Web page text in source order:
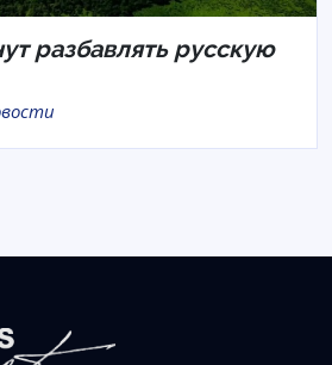
разбавлять русскую